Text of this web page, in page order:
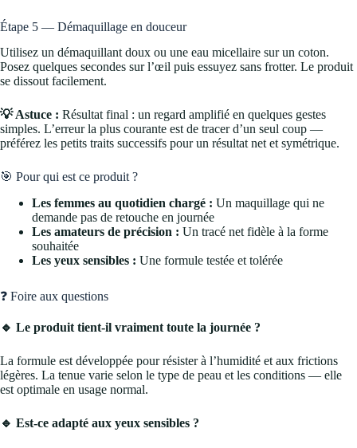
Étape 5 — Démaquillage en douceur
Utilisez un démaquillant doux ou une eau micellaire sur un coton.
Posez quelques secondes sur l’œil puis essuyez sans frotter. Le produit
se dissout facilement.
💡 Astuce : Résultat final : un regard amplifié en quelques gestes
simples. L’erreur la plus courante est de tracer d’un seul coup —
préférez les petits traits successifs pour un résultat net et symétrique.
🎯 Pour qui est ce produit ?
Les femmes au quotidien chargé : Un maquillage qui ne
demande pas de retouche en journée
Les amateurs de précision : Un tracé net fidèle à la forme
souhaitée
Les yeux sensibles : Une formule testée et tolérée
❓ Foire aux questions
🔹 Le produit tient-il vraiment toute la journée ?
La formule est développée pour résister à l’humidité et aux frictions
légères. La tenue varie selon le type de peau et les conditions — elle
est optimale en usage normal.
🔹 Est-ce adapté aux yeux sensibles ?